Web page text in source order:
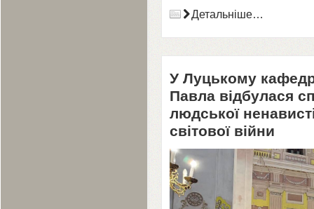
Детальніше…
У Луцькому
Павла відбулася
людської
світової війни